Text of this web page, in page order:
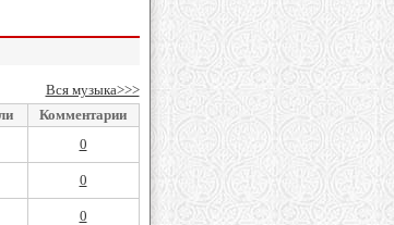
Вся музыка>>>
Комментарии
0
0
0